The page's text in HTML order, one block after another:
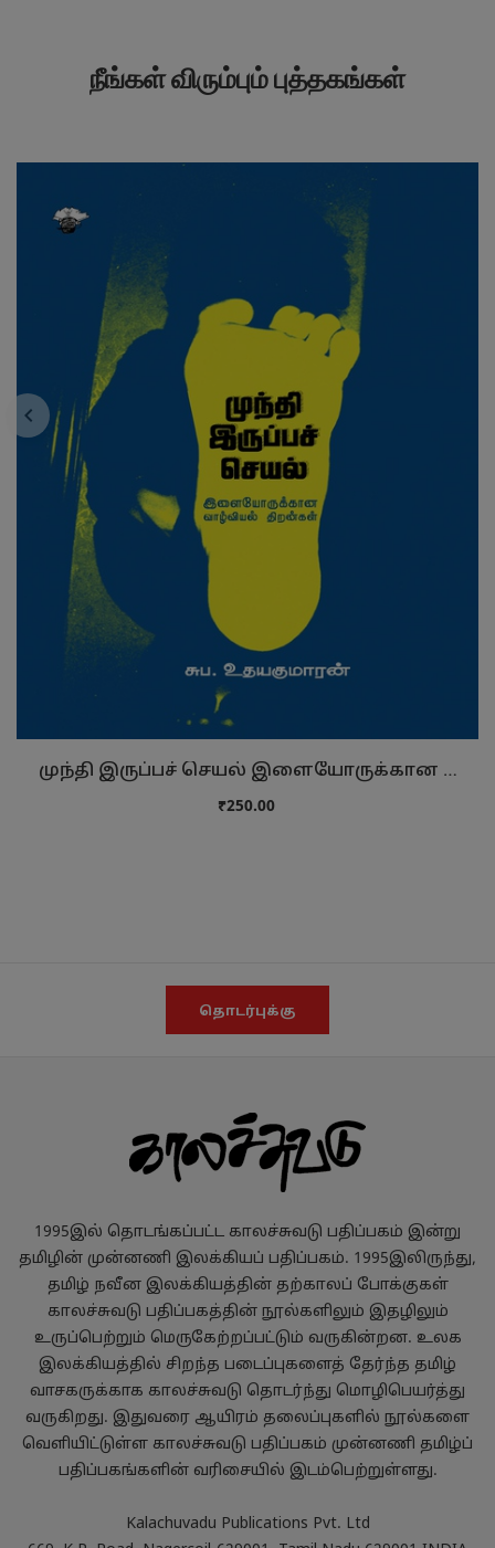
நீங்கள் விரும்பும் புத்தகங்கள்
முந்தி இருப்பச் செயல் இளையோருக்கான …
₹250.00
தொடர்புக்கு
1995இல் தொடங்கப்பட்ட காலச்சுவடு பதிப்பகம் இன்று
தமிழின் முன்னணி இலக்கியப் பதிப்பகம். 1995இலிருந்து,
தமிழ் நவீன இலக்கியத்தின் தற்காலப் போக்குகள்
காலச்சுவடு பதிப்பகத்தின் நூல்களிலும் இதழிலும்
உருப்பெற்றும் மெருகேற்றப்பட்டும் வருகின்றன. உலக
இலக்கியத்தில் சிறந்த படைப்புகளைத் தேர்ந்த தமிழ்
வாசகருக்காக காலச்சுவடு தொடர்ந்து மொழிபெயர்த்து
வருகிறது. இதுவரை ஆயிரம் தலைப்புகளில் நூல்களை
வெளியிட்டுள்ள காலச்சுவடு பதிப்பகம் முன்னணி தமிழ்ப்
பதிப்பகங்களின் வரிசையில் இடம்பெற்றுள்ளது.
Kalachuvadu Publications Pvt. Ltd